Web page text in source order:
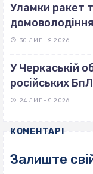
Уламки ракет
30 ЛИПНЯ 2026
У Черкаській
російських
24 ЛИПНЯ 2026
КОМЕНТАРІ
Залиште